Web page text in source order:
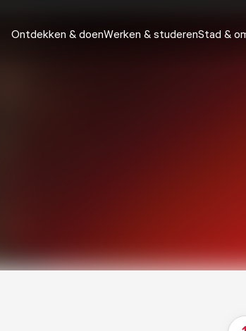
Ontdekken & doenWerken & studerenStad &